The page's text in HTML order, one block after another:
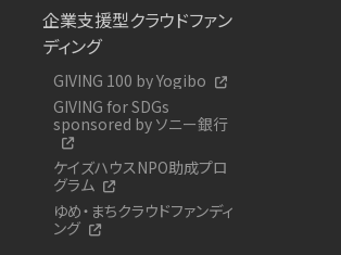
企業支援型クラウドファン
ディング
GIVING 100 by Yogibo
GIVING for SDGs
sponsored by ソニー銀行
ケイズハウスNPO助成プロ
グラム
ゆめ・まちクラウドファンディ
ング